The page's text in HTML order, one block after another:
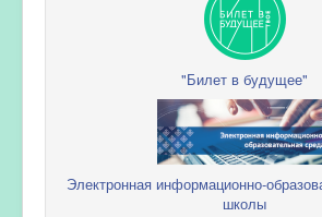
"Билет в будущее"
Электронная информационно-
школы